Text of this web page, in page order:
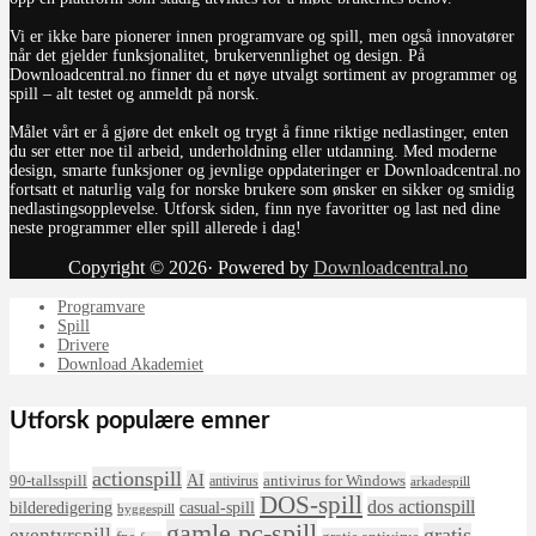
Vi er ikke bare pionerer innen programvare og spill, men også innovatører
når det gjelder funksjonalitet, brukervennlighet og design. På
Downloadcentral.no finner du et nøye utvalgt sortiment av programmer og
spill – alt testet og anmeldt på norsk.
Målet vårt er å gjøre det enkelt og trygt å finne riktige nedlastinger, enten
du ser etter noe til arbeid, underholdning eller utdanning. Med moderne
design, smarte funksjoner og jevnlige oppdateringer er Downloadcentral.no
fortsatt et naturlig valg for norske brukere som ønsker en sikker og smidig
nedlastingsopplevelse. Utforsk siden, finn nye favoritter og last ned dine
neste programmer eller spill allerede i dag!
Copyright © 2026· Powered by Downloadcentral.no
Programvare
Spill
Drivere
Download Akademiet
Utforsk populære emner
90-tallsspill actionspill AI antivirus antivirus for Windows arkadespill
bilderedigering byggespill casual-spill DOS-spill dos actionspill